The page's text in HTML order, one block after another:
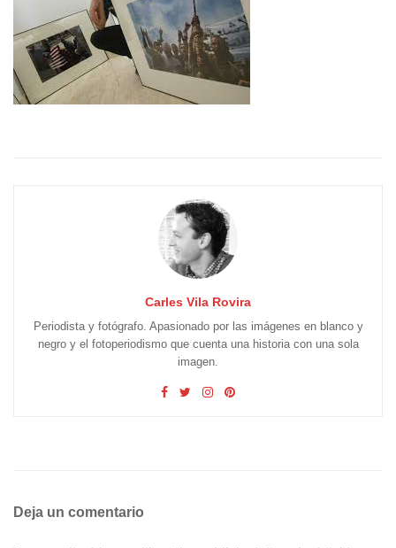
Carles Vila Rovira
Periodista y fotógrafo. Apasionado por las imágenes en blanco y
negro y el fotoperiodismo que cuenta una historia con una sola
imagen.
Deja un comentario